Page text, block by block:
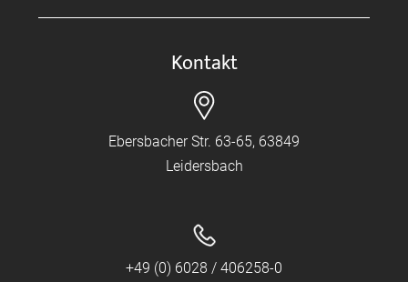
Kontakt
Ebersbacher Str. 63-65, 63849
Leidersbach
+49 (0) 6028 / 406258-0